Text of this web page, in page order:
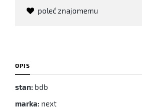
poleć znajomemu
OPIS
stan: bdb
marka: next